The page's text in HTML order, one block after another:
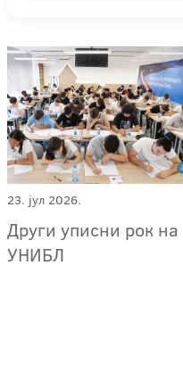
23. јул 2026.
Други уписни рок на
УНИБЛ